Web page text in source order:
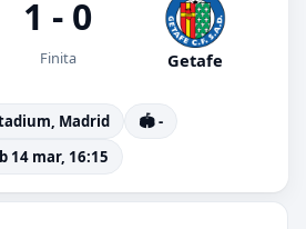
1 - 0
Finita Getafe
Madrid
🏟️ -
14 mar, 16:15